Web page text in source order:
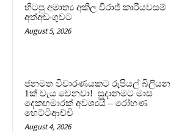
හිටපු අමාත්‍ය අකිල විරාජ් කාරියවසම්
අත්අඩංගුවට
August 5, 2026
ජනමත විචාරණයකට රුපියල් බිලියන
1ක් වැය වෙනවා! සූදානමට මාස
දෙකහමාරක් අවශ්‍යයි – රෝහණ
හෙට්ටිආච්චි
August 4, 2026